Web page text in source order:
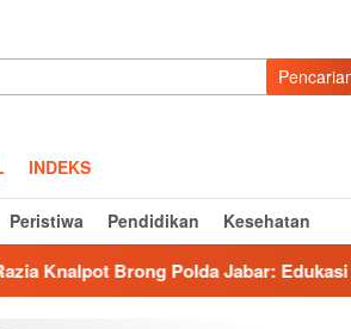
INDEKS
Peristiwa Pendidikan Kesehatan
Polda Jabar: Edukasi Pengendara